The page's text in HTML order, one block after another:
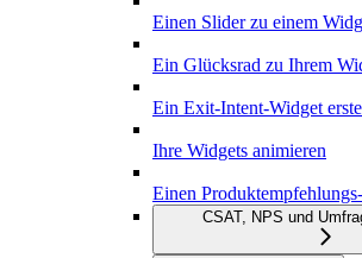
Einen Slider zu einem
Ein Glücksrad zu Ihrem
Ein Exit-Intent-Widget
Ihre Widgets animieren
Einen
CSAT, NPS und